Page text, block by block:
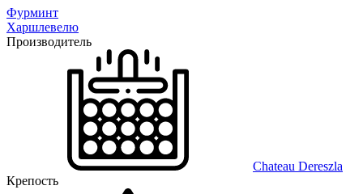
Фурминт
Харшлевелю
Производитель
Chateau Dereszla
Крепость